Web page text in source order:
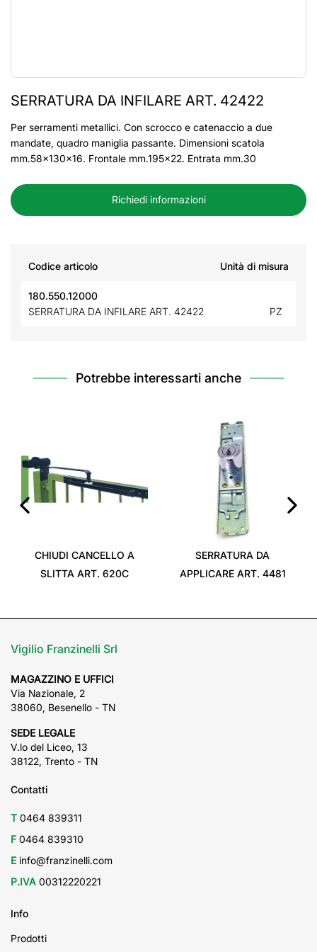
SERRATURA DA INFILARE ART. 42422
Per serramenti metallici. Con scrocco e catenaccio a due
mandate, quadro maniglia passante. Dimensioni scatola
mm.58x130x16. Frontale mm.195x22. Entrata mm.30
Richiedi informazioni
Codice articolo Unità di misura
180.550.12000
SERRATURA DA INFILARE ART. 42422
PZ
Potrebbe interessarti anche
CHIUDI CANCELLO A
SLITTA ART. 620C
SERRATURA DA
APPLICARE ART. 4481
Vigilio Franzinelli Srl
MAGAZZINO E UFFICI
Via Nazionale, 2
38060, Besenello - TN
SEDE LEGALE
V.lo del Liceo, 13
38122, Trento - TN
Contatti
T 0464 839311
F 0464 839310
E info@franzinelli.com
P.IVA 00312220221
Info
Prodotti